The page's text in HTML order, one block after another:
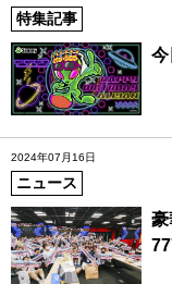
特集記事
今
2024年07月16日
ニュース
豪